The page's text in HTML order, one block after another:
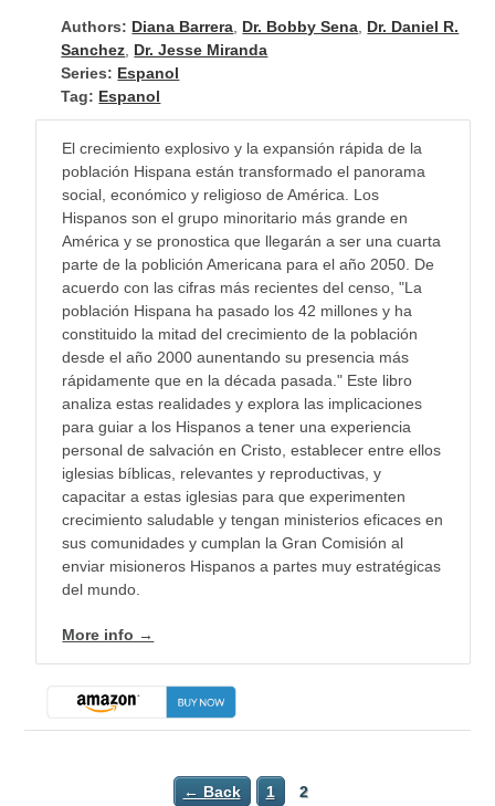
Authors: Diana Barrera, Dr. Bobby Sena, Dr. Daniel R.
Sanchez, Dr. Jesse Miranda
Series: Espanol
Tag: Espanol
El crecimiento explosivo y la expansión rápida de la
población Hispana están transformado el panorama
social, económico y religioso de América. Los
Hispanos son el grupo minoritario más grande en
América y se pronostica que llegarán a ser una cuarta
parte de la poblición Americana para el año 2050. De
acuerdo con las cifras más recientes del censo, "La
población Hispana ha pasado los 42 millones y ha
constituido la mitad del crecimiento de la población
desde el año 2000 aunentando su presencia más
rápidamente que en la década pasada." Este libro
analiza estas realidades y explora las implicaciones
para guiar a los Hispanos a tener una experiencia
personal de salvación en Cristo, establecer entre ellos
iglesias bíblicas, relevantes y reproductivas, y
capacitar a estas iglesias para que experimenten
crecimiento saludable y tengan ministerios eficaces en
sus comunidades y cumplan la Gran Comisión al
enviar misioneros Hispanos a partes muy estratégicas
del mundo.
More info →
← Back 1 2